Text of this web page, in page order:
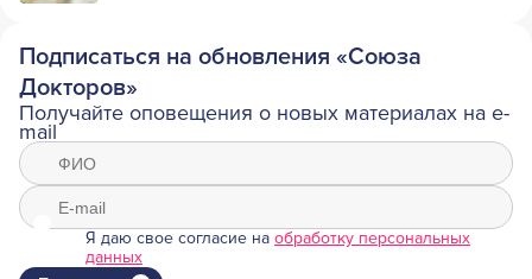
Подписаться на обновления «Союза
Докторов»
Получайте оповещения о новых материалах на e-
mail
Я даю свое согласие на обработку персональных
данных